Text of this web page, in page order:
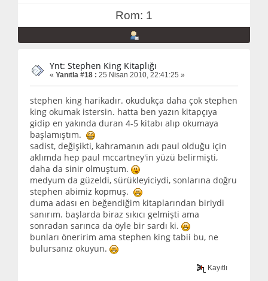
Rom: 1
Ynt: Stephen King Kitaplığı
« Yanıtla #18 : 25 Nisan 2010, 22:41:25 »
stephen king harikadır. okudukça daha çok stephen
king okumak istersin. hatta ben yazın kitapçıya
gidip en yakında duran 4-5 kitabı alıp okumaya
başlamıştım.
sadist, değişikti, kahramanın adı paul olduğu için
aklımda hep paul mccartney'in yüzü belirmişti,
daha da sinir olmuştum.
medyum da güzeldi, sürükleyiciydi, sonlarına doğru
stephen abimiz kopmuş.
duma adası en beğendiğim kitaplarından biriydi
sanırım. başlarda biraz sıkıcı gelmişti ama
sonradan sarınca da öyle bir sardı ki.
bunları öneririm ama stephen king tabii bu, ne
bulursanız okuyun.
Kayıtlı